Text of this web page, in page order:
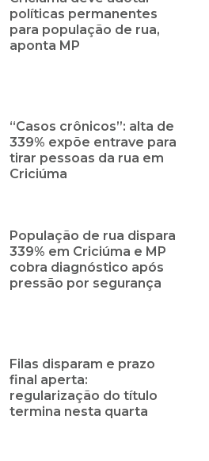
políticas permanentes
para população de rua,
aponta MP
“Casos crônicos”: alta de
339% expõe entrave para
tirar pessoas da rua em
Criciúma
População de rua dispara
339% em Criciúma e MP
cobra diagnóstico após
pressão por segurança
Filas disparam e prazo
final aperta:
regularização do título
termina nesta quarta